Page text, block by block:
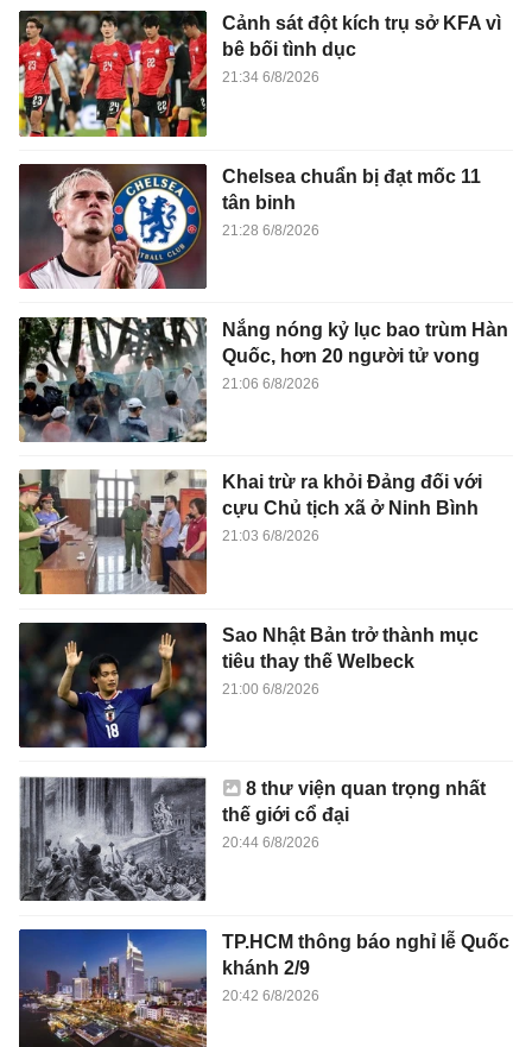
Cảnh sát đột kích trụ sở KFA vì
bê bối tình dục
21:34 6/8/2026
Chelsea chuẩn bị đạt mốc 11
tân binh
21:28 6/8/2026
Nắng nóng kỷ lục bao trùm Hàn
Quốc, hơn 20 người tử vong
21:06 6/8/2026
Khai trừ ra khỏi Đảng đối với
cựu Chủ tịch xã ở Ninh Bình
21:03 6/8/2026
Sao Nhật Bản trở thành mục
tiêu thay thế Welbeck
21:00 6/8/2026
8 thư viện quan trọng nhất
thế giới cổ đại
20:44 6/8/2026
TP.HCM thông báo nghỉ lễ Quốc
khánh 2/9
20:42 6/8/2026